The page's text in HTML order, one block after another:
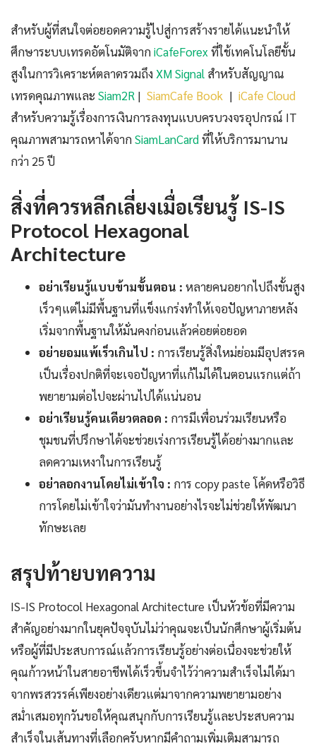
สำหรับผู้ที่สนใจต่อยอดความรู้ไปสู่การสร้างรายได้แนะนำให้
ศึกษาระบบเทรดอัตโนมัติจากiCafeForex ที่ใช้เทคโนโลยีขั้น
สูงในการวิเคราะห์ตลาดรวมถึง XM Signal สำหรับสัญญาณ
เทรดคุณภาพและ Siam2R | SiamCafe Book | iCafe Cloud
สำหรับความรู้เรื่องการเงินการลงทุนแบบครบวงจรอุปกรณ์ IT
คุณภาพสามารถหาได้จากSiamLanCardที่ให้บริการมานาน
กว่า 25 ปี
สิ่งที่ควรหลีกเลี่ยงเมื่อเรียนรู้ IS-IS
Protocol Hexagonal
Architecture
อย่าเรียนรู้แบบข้ามขั้นตอน : หลายคนอยากไปถึงขั้นสูง
เร็วๆแต่ไม่มีพื้นฐานที่แข็งแกร่งทำให้เจอปัญหาภายหลัง
เริ่มจากพื้นฐานให้มั่นคงก่อนแล้วค่อยต่อยอด
อย่ายอมแพ้เร็วเกินไป : การเรียนรู้สิ่งใหม่ย่อมมีอุปสรรค
เป็นเรื่องปกติที่จะเจอปัญหาที่แก้ไม่ได้ในตอนแรกแต่ถ้า
พยายามต่อไปจะผ่านไปได้แน่นอน
อย่าเรียนรู้คนเดียวตลอด : การมีเพื่อนร่วมเรียนหรือ
ชุมชนที่ปรึกษาได้จะช่วยเร่งการเรียนรู้ได้อย่างมากและ
ลดความเหงาในการเรียนรู้
อย่าลอกงานโดยไม่เข้าใจ : การ copy paste โค้ดหรือวิธี
การโดยไม่เข้าใจว่ามันทำงานอย่างไรจะไม่ช่วยให้พัฒนา
ทักษะเลย
สรุปท้ายบทความ
IS-IS Protocol Hexagonal Architecture เป็นหัวข้อที่มีความ
สำคัญอย่างมากในยุคปัจจุบันไม่ว่าคุณจะเป็นนักศึกษาผู้เริ่มต้น
หรือผู้ที่มีประสบการณ์แล้วการเรียนรู้อย่างต่อเนื่องจะช่วยให้
คุณก้าวหน้าในสายอาชีพได้เร็วขึ้นจำไว้ว่าความสำเร็จไม่ได้มา
จากพรสวรรค์เพียงอย่างเดียวแต่มาจากความพยายามอย่าง
สม่ำเสมอทุกวันขอให้คุณสนุกกับการเรียนรู้และประสบความ
สำเร็จในเส้นทางที่เลือกครับหากมีคำถามเพิ่มเติมสามารถ